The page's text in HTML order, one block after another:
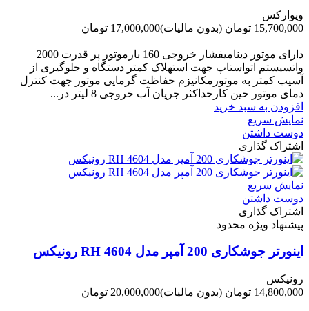
ویوارکس
15,700,000 تومان
(بدون مالیات)17,000,000 تومان
دارای موتور دینامیفشار خروجی 160 بارموتور پر قدرت 2000
واتسیستم اتواستاپ جهت استهلاک کمتر دستگاه و جلوگیری از
آسیب کمتر به موتورمکانیزم حفاظت گرمایی موتور جهت کنترل
دمای موتور حین کارحداکثر جریان آب خروجی 8 لیتر در...
افزودن به سبد خرید
نمایش سریع
دوست داشتن
اشتراک گذاری
نمایش سریع
دوست داشتن
اشتراک گذاری
پیشنهاد ویژه محدود
اینورتر جوشکاری 200 آمپر مدل RH 4604 رونیکس
رونیکس
14,800,000 تومان
(بدون مالیات)20,000,000 تومان